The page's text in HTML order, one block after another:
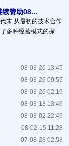
续赞助08...
末.从最初的技术合作
多种经营模式的探
08-03-26 13:45
08-03-26 09:55
08-03-26 02:19
08-03-18 13:46
08-03-02 22:49
08-02-15 11:28
07-08-28 02:58